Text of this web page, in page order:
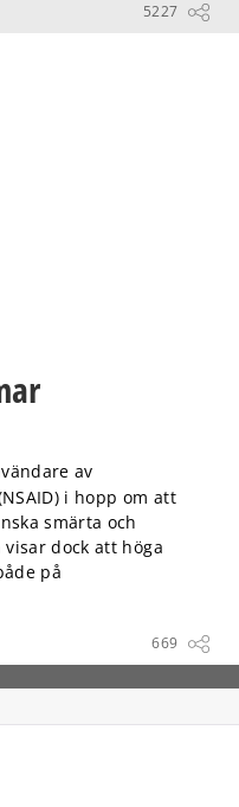
5227
av
i hopp om att
smärta och
dock att höga
på
669